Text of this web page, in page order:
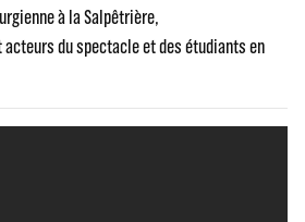
à la Salpêtrière,
acteurs du spectacle et des étudiants en